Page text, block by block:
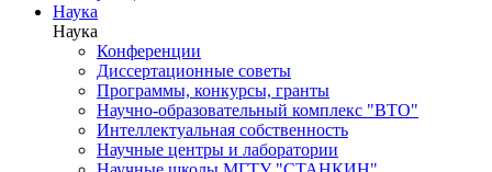
Наука
Наука
Конференции
Диссертационные советы
Программы, конкурсы, гранты
Научно-образовательный комплекс "ВТО"
Интеллектуальная собственность
Научные центры и лаборатории